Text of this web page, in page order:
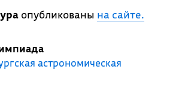
опубликованы на сайте.
астрономическая